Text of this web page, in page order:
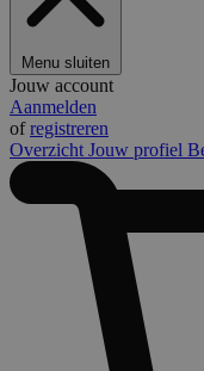
Menu sluiten
Jouw account
Aanmelden
ofregistreren
Overzicht Jouw profiel